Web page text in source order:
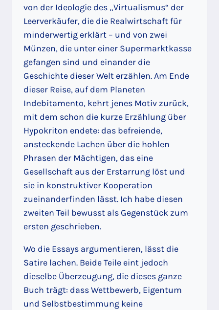
von der Ideologie des „Virtualismus“ der
Leerverkäufer, die die Realwirtschaft für
minderwertig erklärt – und von zwei
Münzen, die unter einer Supermarktkasse
gefangen sind und einander die
Geschichte dieser Welt erzählen. Am Ende
dieser Reise, auf dem Planeten
Indebitamento, kehrt jenes Motiv zurück,
mit dem schon die kurze Erzählung über
Hypokriton endete: das befreiende,
ansteckende Lachen über die hohlen
Phrasen der Mächtigen, das eine
Gesellschaft aus der Erstarrung löst und
sie in konstruktiver Kooperation
zueinanderfinden lässt. Ich habe diesen
zweiten Teil bewusst als Gegenstück zum
ersten geschrieben.
Wo die Essays argumentieren, lässt die
Satire lachen. Beide Teile eint jedoch
dieselbe Überzeugung, die dieses ganze
Buch trägt: dass Wettbewerb, Eigentum
und Selbstbestimmung keine